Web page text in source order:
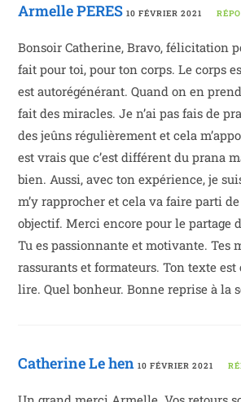
Armelle PERES 10 FÉVRIER 2021
Bonsoir Catherine, Bravo, félicitation
fait pour toi, pour ton corps. Le corps
est autorégénérant. Quand on en
fait des miracles. Je n’ai pas fais de
des jeûns régulièrement et cela
est vrais que c’est différent du prana
bien. Aussi, avec ton expérience, je
m’y rapprocher et cela va faire parti
objectif. Merci encore pour le partage
Tu es passionnante et motivante. Tes
rassurants et formateurs. Ton texte
lire. Quel bonheur. Bonne reprise à la
Catherine Le hen 10 FÉVRIER 2021